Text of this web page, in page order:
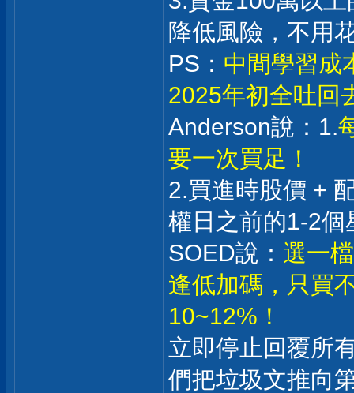
降低風險，不用
PS： 中間學習成
2025年初全吐回
Anderson說：1.
要一次買足！
2.買進時股價 +
權日之前的1-2個
SOED說： 選一
逢低加碼，只買
10~12%！
立即停止回覆所
們把垃圾文推向